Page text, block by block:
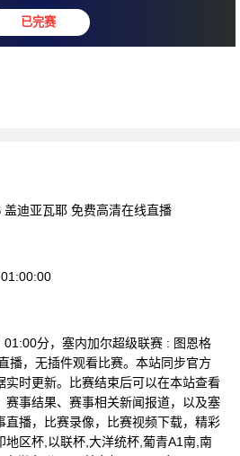
0 : 0
盖迪亚瓦耶 免费高清在线直播
分，塞内加尔超级联赛 : 图恩格
播，无插件观看比赛。本站同步官方
实时更新。比赛结束后可以在本站查看
赛事结果、赛事相关新闻报道，以及塞
直播，比赛录像，比赛视频下载，精彩
地区杯,以联杯,大洋统杯,葡青A1南,南